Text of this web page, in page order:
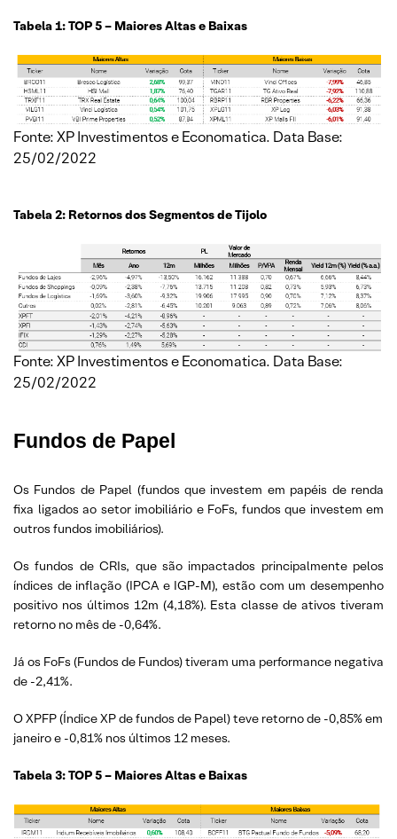
Tabela 1: TOP 5 – Maiores Altas e Baixas
Fonte: XP Investimentos e Economatica. Data Base:
25/02/2022
Tabela 2: Retornos dos Segmentos de Tijolo
Fonte: XP Investimentos e Economatica. Data Base:
25/02/2022
Fundos de Papel
Os Fundos de Papel (fundos que investem em papéis de renda
fixa ligados ao setor imobiliário e FoFs, fundos que investem em
outros fundos imobiliários).
Os fundos de CRIs, que são impactados principalmente pelos
índices de inflação (IPCA e IGP-M), estão com um desempenho
positivo nos últimos 12m (4,18%). Esta classe de ativos tiveram
retorno no mês de -0,64%.
Já os FoFs (Fundos de Fundos) tiveram uma performance negativa
de -2,41%.
O XPFP (Índice XP de fundos de Papel) teve retorno de -0,85% em
janeiro e -0,81% nos últimos 12 meses.
Tabela 3: TOP 5 – Maiores Altas e Baixas